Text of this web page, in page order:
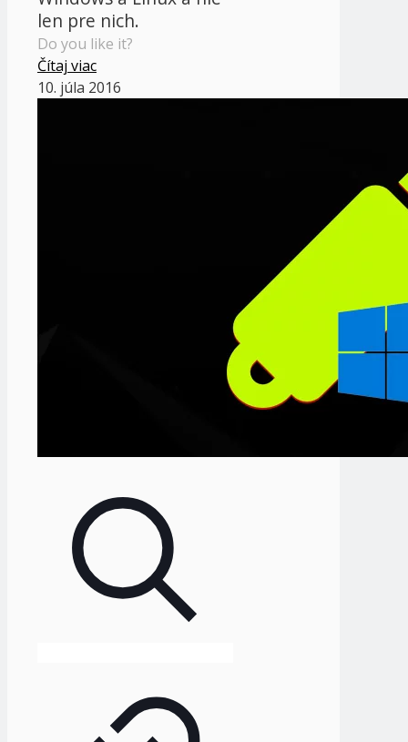
len pre nich.
Do you like it?
Čítaj viac
10. júla 2016